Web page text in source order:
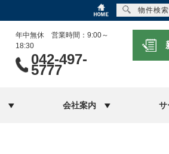
年中無休 営業時間：9:00～
18:30
042-497-
5777
会社案内
物件検索